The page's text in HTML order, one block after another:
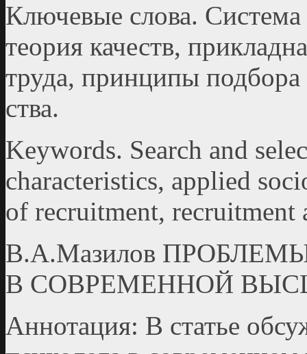
Ключевые слова. Система
теория качеств,
труда, принципы
ства.
Keywords. Search and
characteristics, applied
of recruitment, recruitment
В.А.Мазилов
В СОВРЕМЕННОЙ
Аннотация: В статье